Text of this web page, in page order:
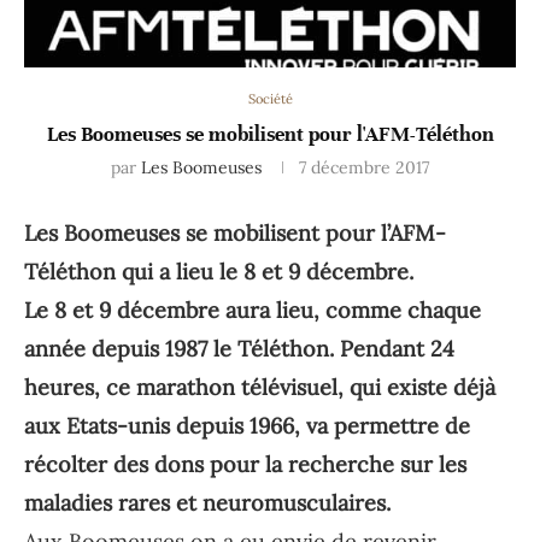
Société
Les Boomeuses se mobilisent pour l'AFM-Téléthon
par Les Boomeuses 7 décembre 2017
Les Boomeuses se mobilisent pour l’AFM-
Téléthon qui a lieu le 8 et 9 décembre.
Le 8 et 9 décembre aura lieu, comme chaque
année depuis 1987 le Téléthon. Pendant 24
heures, ce marathon télévisuel, qui existe déjà
aux Etats-unis depuis 1966, va permettre de
récolter des dons pour la recherche sur les
maladies rares et neuromusculaires.